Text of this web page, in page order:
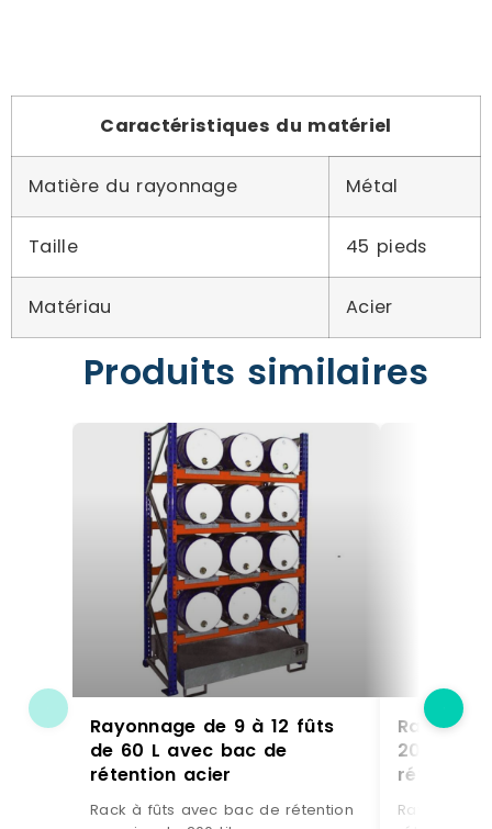
Caractéristiques du matériel
Matière du rayonnage Métal
Taille 45 pieds
Matériau Acier
Produits similaires
Rayonnage de 9 à 12 fûts
de 60 L avec bac de
rétention acier
Rack à fûts avec bac de rétention
200 L
rétention